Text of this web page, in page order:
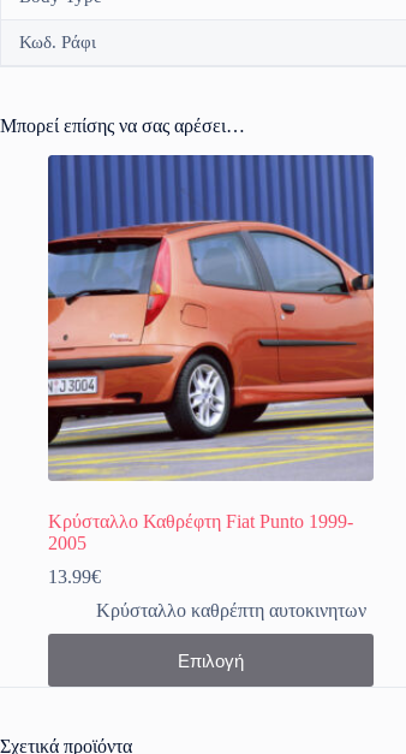
Κωδ. Ράφι
Μπορεί επίσης να σας αρέσει…
Κρύσταλλο Καθρέφτη Fiat Punto 1999-
2005
13.99€
Κρύσταλλο καθρέπτη αυτοκινητων
Επιλογή
Αυτό
προϊόν
Σχετικά προϊόντα